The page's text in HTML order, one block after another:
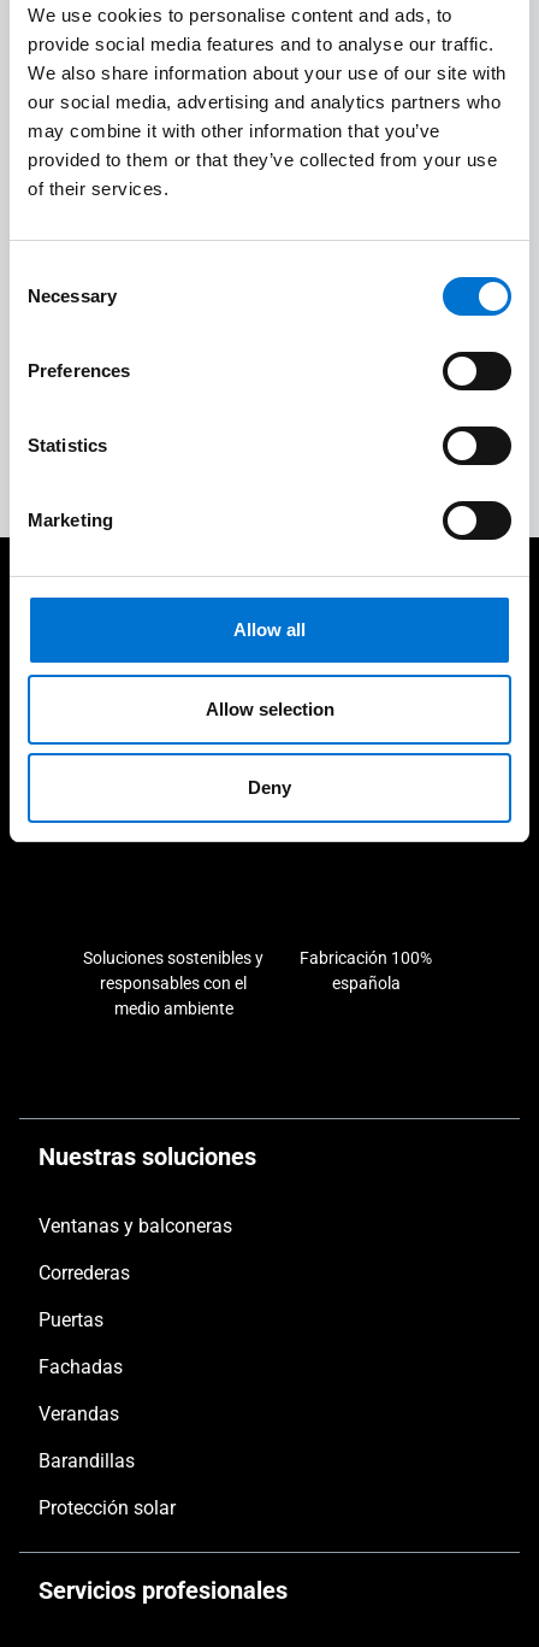
We use cookies to personalise content and ads, to
provide social media features and to analyse our traffic.
We also share information about your use of our site with
our social media, advertising and analytics partners who
may combine it with other information that you’ve
provided to them or that they’ve collected from your use
of their services.
Selection
Necessary
Preferences
Statistics
Marketing
Allow all
Allow selection
Deny
1 Estudio técnico y de costes
2 Calidad a medida
4
5 Servicio posventa completo
Cuidamos de nuestros clientes
Experiencia consolidada y
Aluminier TECHNAL cerca
de ti
Soluciones sostenibles y
responsables con el
medio ambiente
Fabricación 100%
española
Nuestras soluciones
Ventanas y balconeras
Correderas
Puertas
Fachadas
Verandas
Barandillas
Protección solar
Servicios profesionales